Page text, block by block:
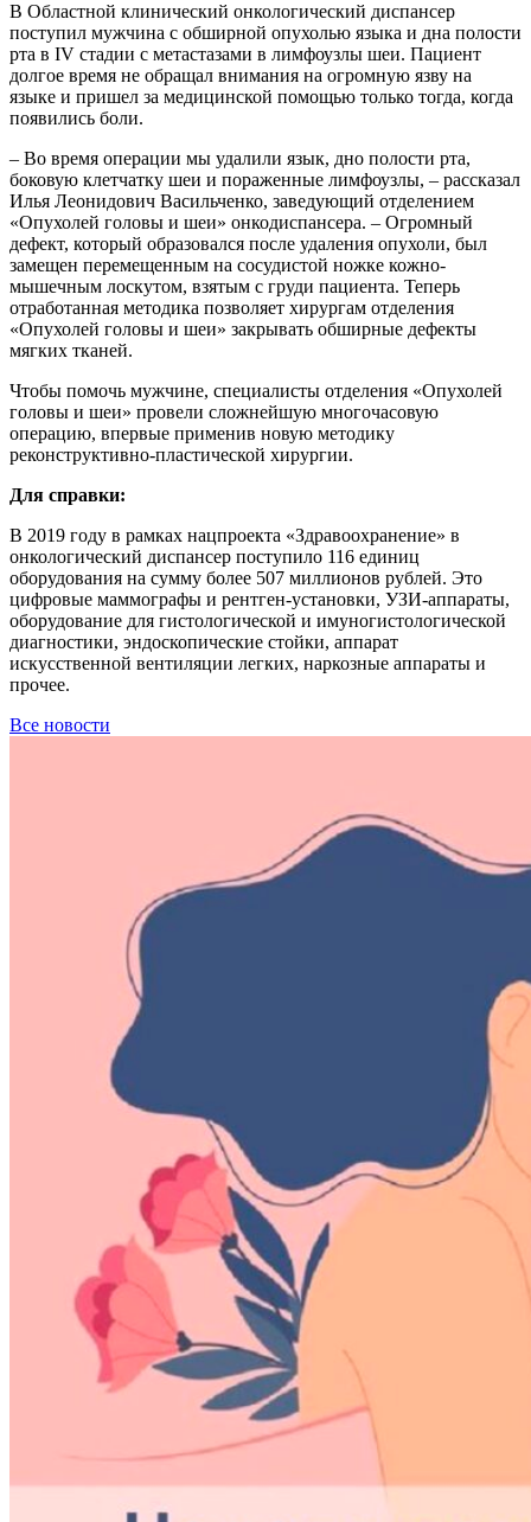
В Областной клинический онкологический диспансер
поступил мужчина с обширной опухолью языка и дна полости
рта в IV стадии с метастазами в лимфоузлы шеи. Пациент
долгое время не обращал внимания на огромную язву на
языке и пришел за медицинской помощью только тогда, когда
появились боли.
– Во время операции мы удалили язык, дно полости рта,
боковую клетчатку шеи и пораженные лимфоузлы, – рассказал
Илья Леонидович Васильченко, заведующий отделением
«Опухолей головы и шеи» онкодиспансера. – Огромный
дефект, который образовался после удаления опухоли, был
замещен перемещенным на сосудистой ножке кожно-
мышечным лоскутом, взятым с груди пациента. Теперь
отработанная методика позволяет хирургам отделения
«Опухолей головы и шеи» закрывать обширные дефекты
мягких тканей.
Чтобы помочь мужчине, специалисты отделения «Опухолей
головы и шеи» провели сложнейшую многочасовую
операцию, впервые применив новую методику
реконструктивно-пластической хирургии.
Для справки:
В 2019 году в рамках нацпроекта «Здравоохранение» в
онкологический диспансер поступило 116 единиц
оборудования на сумму более 507 миллионов рублей. Это
цифровые маммографы и рентген-установки, УЗИ-аппараты,
оборудование для гистологической и имуногистологической
диагностики, эндоскопические стойки, аппарат
искусственной вентиляции легких, наркозные аппараты и
прочее.
Все новости